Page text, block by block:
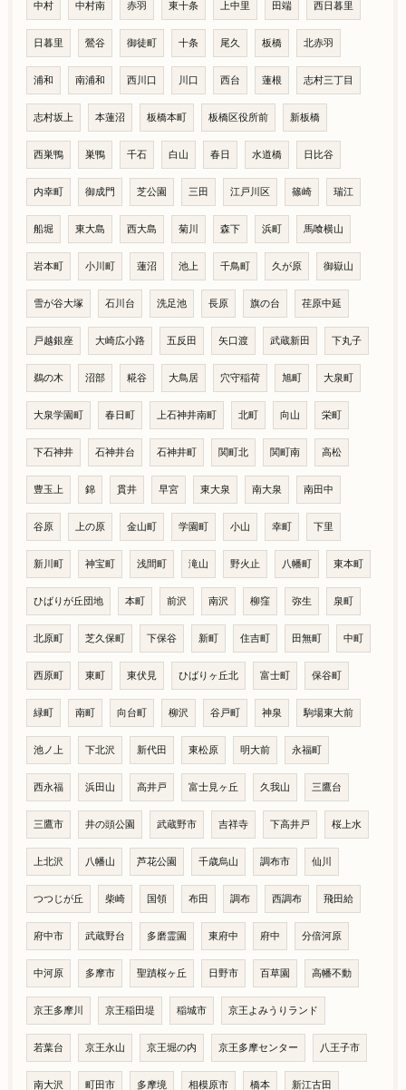
中村 中村南 赤羽 東十条 上中里 田端 西日暮里
日暮里 鶯谷 御徒町 十条 尾久 板橋 北赤羽
浦和 南浦和 西川口 川口 西台 蓮根 志村三丁目
志村坂上 本蓮沼 板橋本町 板橋区役所前 新板橋
西巣鴨 巣鴨 千石 白山 春日 水道橋 日比谷
内幸町 御成門 芝公園 三田 江戸川区 篠崎 瑞江
船堀 東大島 西大島 菊川 森下 浜町 馬喰横山
岩本町 小川町 蓮沼 池上 千鳥町 久が原 御嶽山
雪が谷大塚 石川台 洗足池 長原 旗の台 荏原中延
戸越銀座 大崎広小路 五反田 矢口渡 武蔵新田 下丸子
鵜の木 沼部 糀谷 大鳥居 穴守稲荷 旭町 大泉町
大泉学園町 春日町 上石神井南町 北町 向山 栄町
下石神井 石神井台 石神井町 関町北 関町南 高松
豊玉上 錦 貫井 早宮 東大泉 南大泉 南田中
谷原 上の原 金山町 学園町 小山 幸町 下里
新川町 神宝町 浅間町 滝山 野火止 八幡町 東本町
ひばりが丘団地 本町 前沢 南沢 柳窪 弥生 泉町
北原町 芝久保町 下保谷 新町 住吉町 田無町 中町
西原町 東町 東伏見 ひばりヶ丘北 富士町 保谷町
緑町 南町 向台町 柳沢 谷戸町 神泉 駒場東大前
池ノ上 下北沢 新代田 東松原 明大前 永福町
西永福 浜田山 高井戸 富士見ヶ丘 久我山 三鷹台
三鷹市 井の頭公園 武蔵野市 吉祥寺 下高井戸 桜上水
上北沢 八幡山 芦花公園 千歳烏山 調布市 仙川
つつじが丘 柴崎 国領 布田 調布 西調布 飛田給
府中市 武蔵野台 多磨霊園 東府中 府中 分倍河原
中河原 多摩市 聖蹟桜ヶ丘 日野市 百草園 高幡不動
京王多摩川 京王稲田堤 稲城市 京王よみうりランド
若葉台 京王永山 京王堀の内 京王多摩センター 八王子市
南大沢 町田市 多摩境 相模原市 橋本 新江古田